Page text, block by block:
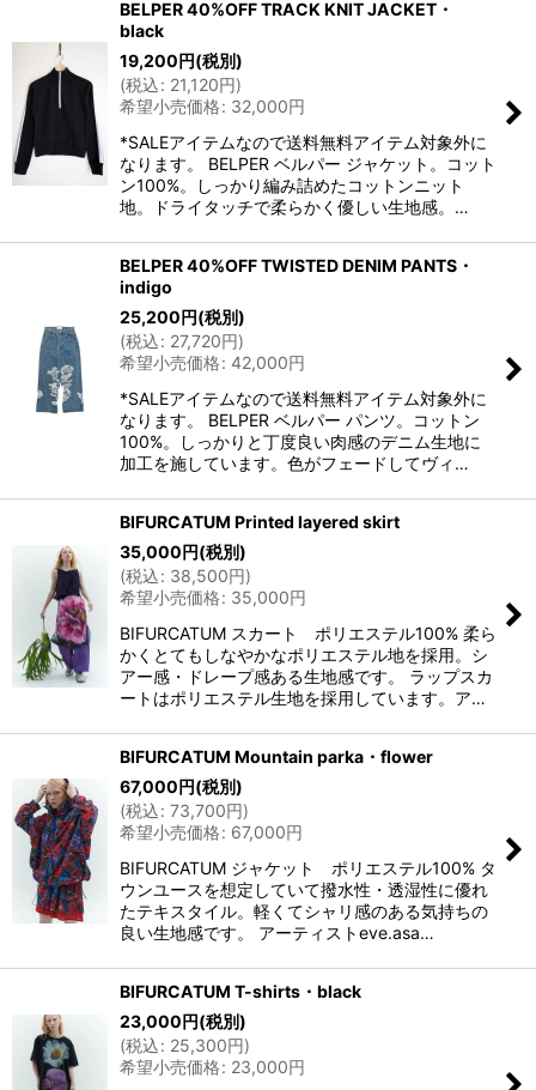
BELPER 40%OFF TRACK KNIT JACKET・
black
19,200円(税別)
(税込: 21,120円)
希望小売価格: 32,000円
*SALEアイテムなので送料無料アイテム対象外に
なります。 BELPER ベルパー ジャケット。コット
ン100%。しっかり編み詰めたコットンニット
地。ドライタッチで柔らかく優しい生地感。…
BELPER 40%OFF TWISTED DENIM PANTS・
indigo
25,200円(税別)
(税込: 27,720円)
希望小売価格: 42,000円
*SALEアイテムなので送料無料アイテム対象外に
なります。 BELPER ベルパー パンツ。コットン
100%。しっかりと丁度良い肉感のデニム生地に
加工を施しています。色がフェードしてヴィ…
BIFURCATUM Printed layered skirt
35,000円(税別)
(税込: 38,500円)
希望小売価格: 35,000円
BIFURCATUM スカート ポリエステル100% 柔ら
かくとてもしなやかなポリエステル地を採用。シ
アー感・ドレープ感ある生地感です。 ラップスカ
ートはポリエステル生地を採用しています。ア…
BIFURCATUM Mountain parka・flower
67,000円(税別)
(税込: 73,700円)
希望小売価格: 67,000円
BIFURCATUM ジャケット ポリエステル100% タ
ウンユースを想定していて撥水性・透湿性に優れ
たテキスタイル。軽くてシャリ感のある気持ちの
良い生地感です。 アーティストeve.asa…
BIFURCATUM T-shirts・black
23,000円(税別)
(税込: 25,300円)
希望小売価格: 23,000円